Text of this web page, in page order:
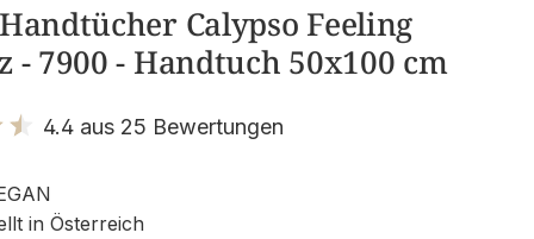
Calypso Feeling
- 7900 - Handtuch 50x100 cm
4.4 aus 25 Bewertungen
in Österreich